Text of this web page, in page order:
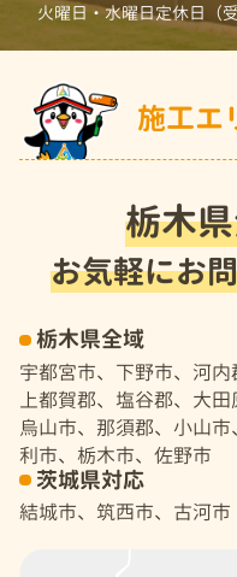
火曜日・水曜日定休日（
施工エ
栃木
お気軽にお
栃木県全域
宇都宮市、下野市、河内
上都賀郡、塩谷郡、大
烏山市、那須郡、小山
利市、栃木市、佐野市
茨城県対応
結城市、筑西市、古河市